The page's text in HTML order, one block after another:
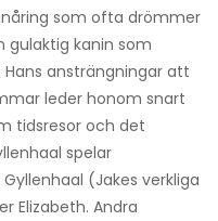
som ofta drömmer
gulaktig kanin som
ansträngningar att
leder honom snart
tidsresor och det
spelar
(Jakes verkliga
Elizabeth. Andra